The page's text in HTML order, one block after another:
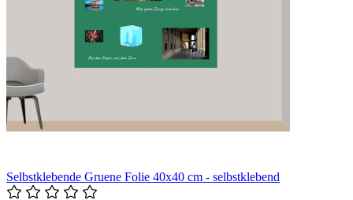
Selbstklebende Gruene Folie 40x40 cm - selbstklebend